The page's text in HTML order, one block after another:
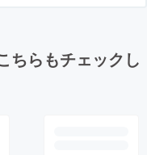
ちらもチェックし